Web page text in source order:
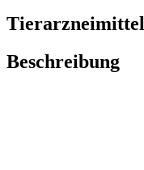
Tierarzneimittel
Beschreibung